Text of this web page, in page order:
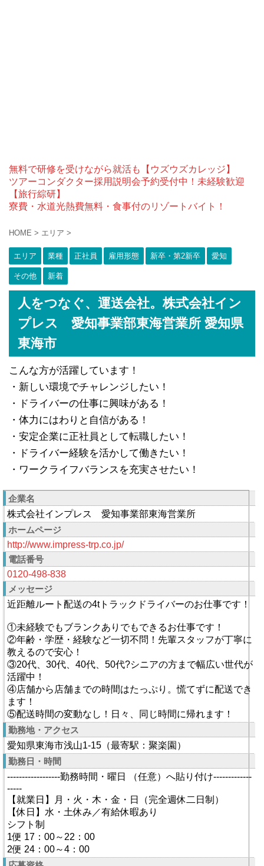
無料で研修を受けながら就活も【ウズウズカレッジ】
ツアーコンダクター採用説明会予約受付中！未経験歓迎
【旅行綜研】
寮費・水道光熱費無料・食事付のリゾートバイト！
HOME > エリア >
エリア 業種 正社員 雇用形態 新卒・第2新卒 愛知
その他 新着
人をつなぐ、運送会社。株式会社イン
プレス 愛知事業部東海営業所 愛知県
東海市
こんな方が活躍しています！
・新しい環境でチャレンジしたい！
・ドライバーの仕事に興味がある！
・体力にはわりと自信がある！
・安定企業に正社員として転職したい！
・ドライバー経験を活かして働きたい！
・ワークライフバランスを充実させたい！
企業名
株式会社インプレス 愛知事業部東海営業所
ホームページ
http://www.impress-trp.co.jp/
電話番号
0120-498-838
メッセージ
近距離ルート配送の4tトラックドライバーのお仕事です！
①未経験でもブランクありでもできるお仕事です！
②年齢・学歴・経験など一切不問！先輩スタッフが丁寧に
教えるので安心！
③20代、30代、40代、50代?シニアの方まで幅広い世代が
活躍中！
④店舗から店舗までの時間はたっぷり。慌てずに配送でき
ます！
⑤配送時間の変動なし！日々、同じ時間に帰れます！
勤務地・アクセス
愛知県東海市浅山1-15（最寄駅：聚楽園）
勤務日・時間
------------------勤務時間・曜日 （任意）へ貼り付け-------------
-----
【就業日】月・火・木・金・日（完全週休二日制）
【休日】水・土休み／有給休暇あり
シフト制
1便 17：00～22：00
2便 24：00～4：00